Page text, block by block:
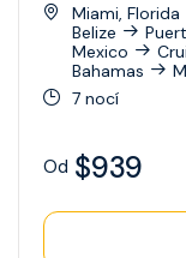
Miami, Florida
Belize
Mexico
Bahamas
7 nocí
Od $939